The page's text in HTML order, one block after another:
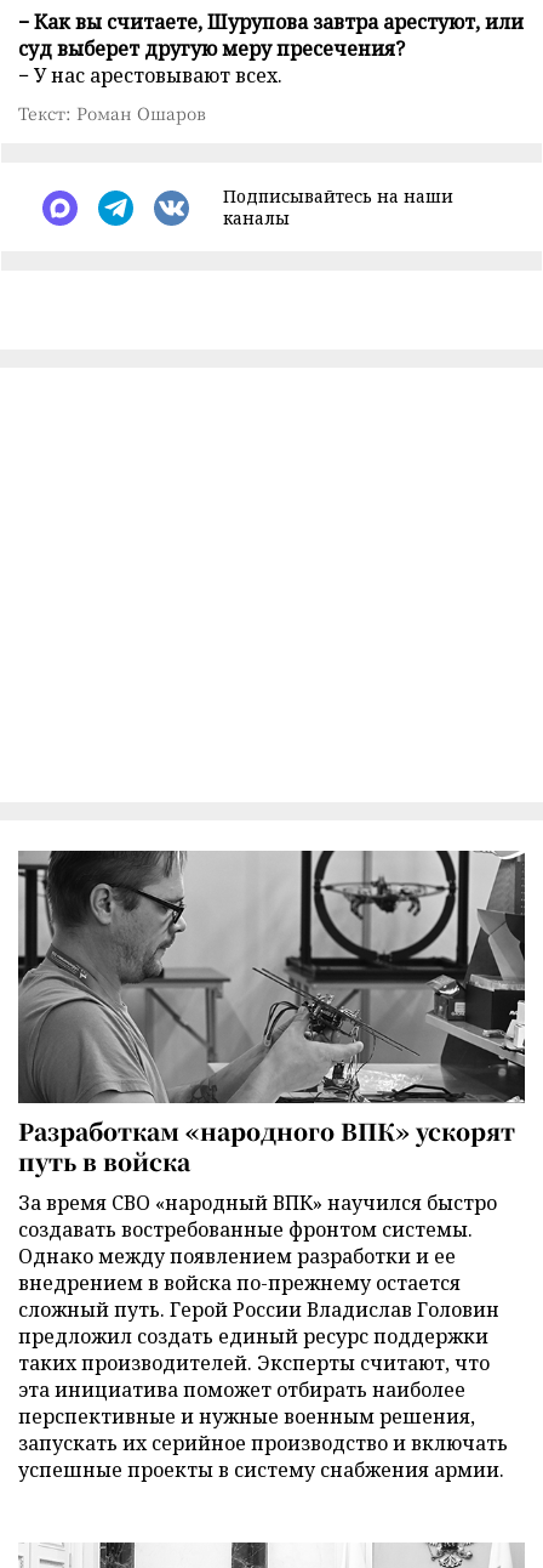
− Как вы считаете, Шурупова завтра арестуют, или
суд выберет другую меру пресечения?
− У нас арестовывают всех.
Текст: Роман Ошаров
Подписывайтесь на наши
каналы
Разработкам «народного ВПК» ускорят
путь в войска
За время СВО «народный ВПК» научился быстро
создавать востребованные фронтом системы.
Однако между появлением разработки и ее
внедрением в войска по-прежнему остается
сложный путь. Герой России Владислав Головин
предложил создать единый ресурс поддержки
таких производителей. Эксперты считают, что
эта инициатива поможет отбирать наиболее
перспективные и нужные военным решения,
запускать их серийное производство и включать
успешные проекты в систему снабжения армии.